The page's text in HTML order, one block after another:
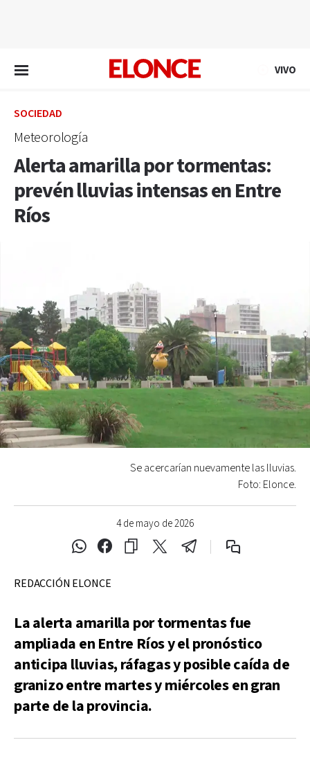
VIVO
SOCIEDAD
Meteorología
Alerta amarilla por tormentas:
prevén lluvias intensas en Entre
Ríos
4 de mayo de 2026
Se acercarían nuevamente las lluvias.
Foto: Elonce.
REDACCIÓN ELONCE
La alerta amarilla por tormentas fue
ampliada en Entre Ríos y el pronóstico
anticipa lluvias, ráfagas y posible caída de
granizo entre martes y miércoles en gran
parte de la provincia.